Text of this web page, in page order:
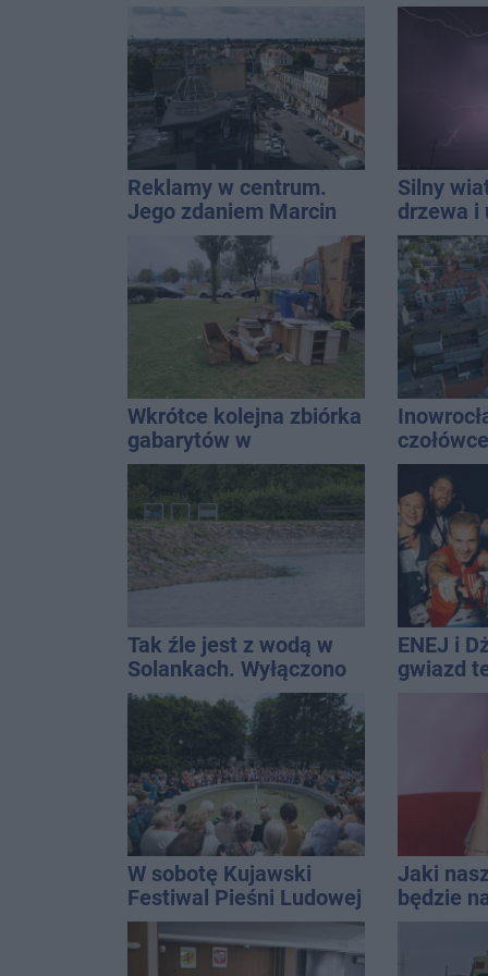
Do tego 13 punktów
Znamy
Reklamy w centrum.
Jego zdaniem Marcin
Wroński jest w błędzie
Silny
drzewa i
dach. To
Wkrótce kolejna zbiórka
gabarytów w
Inowrocławiu
analizy
miasto
na upały
Tak źle jest z wodą w
Solankach. Wyłączono
fontannę i zaplanowano
dolewkę
ENEJ i
gwiazd
święta
W sobotę Kujawski
Festiwal Pieśni Ludowej
Jaki
będzie
które
stylizacji